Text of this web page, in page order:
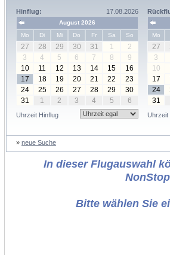
Hinflug: 17.08.2026
August 2026
Mo
Di Mi Do Fr Sa So
27 28 29 30 31 1
2
3
4 5 6 7 8
9
10
11 12 13 14 15
16
17
18 19 20 21 22
23
24
25 26 27 28 29
30
31
1 2 3 4 5 6
Uhrzeit Hinflug
Mo
27
3
10
17
24
31
Uhrzeit
» neue Suche
In dieser Flugauswahl
Bitte wählen Sie